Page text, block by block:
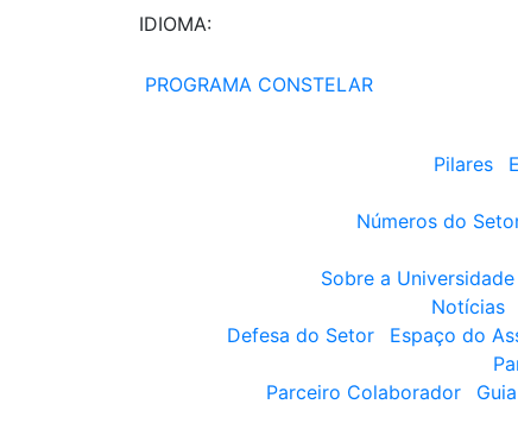
IDIOMA:
PROGRAMA CONSTELAR
Pilares
Números do
Sobre a Universidade
Notícias
Defesa do Setor
Espaço do
Parceiro Colaborador